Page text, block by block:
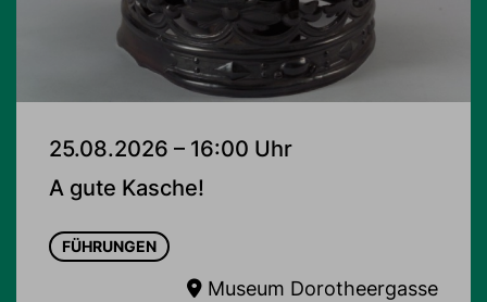
25.08.2026 – 16:00 Uhr
A gute Kasche!
FÜHRUNGEN
Museum Dorotheergasse